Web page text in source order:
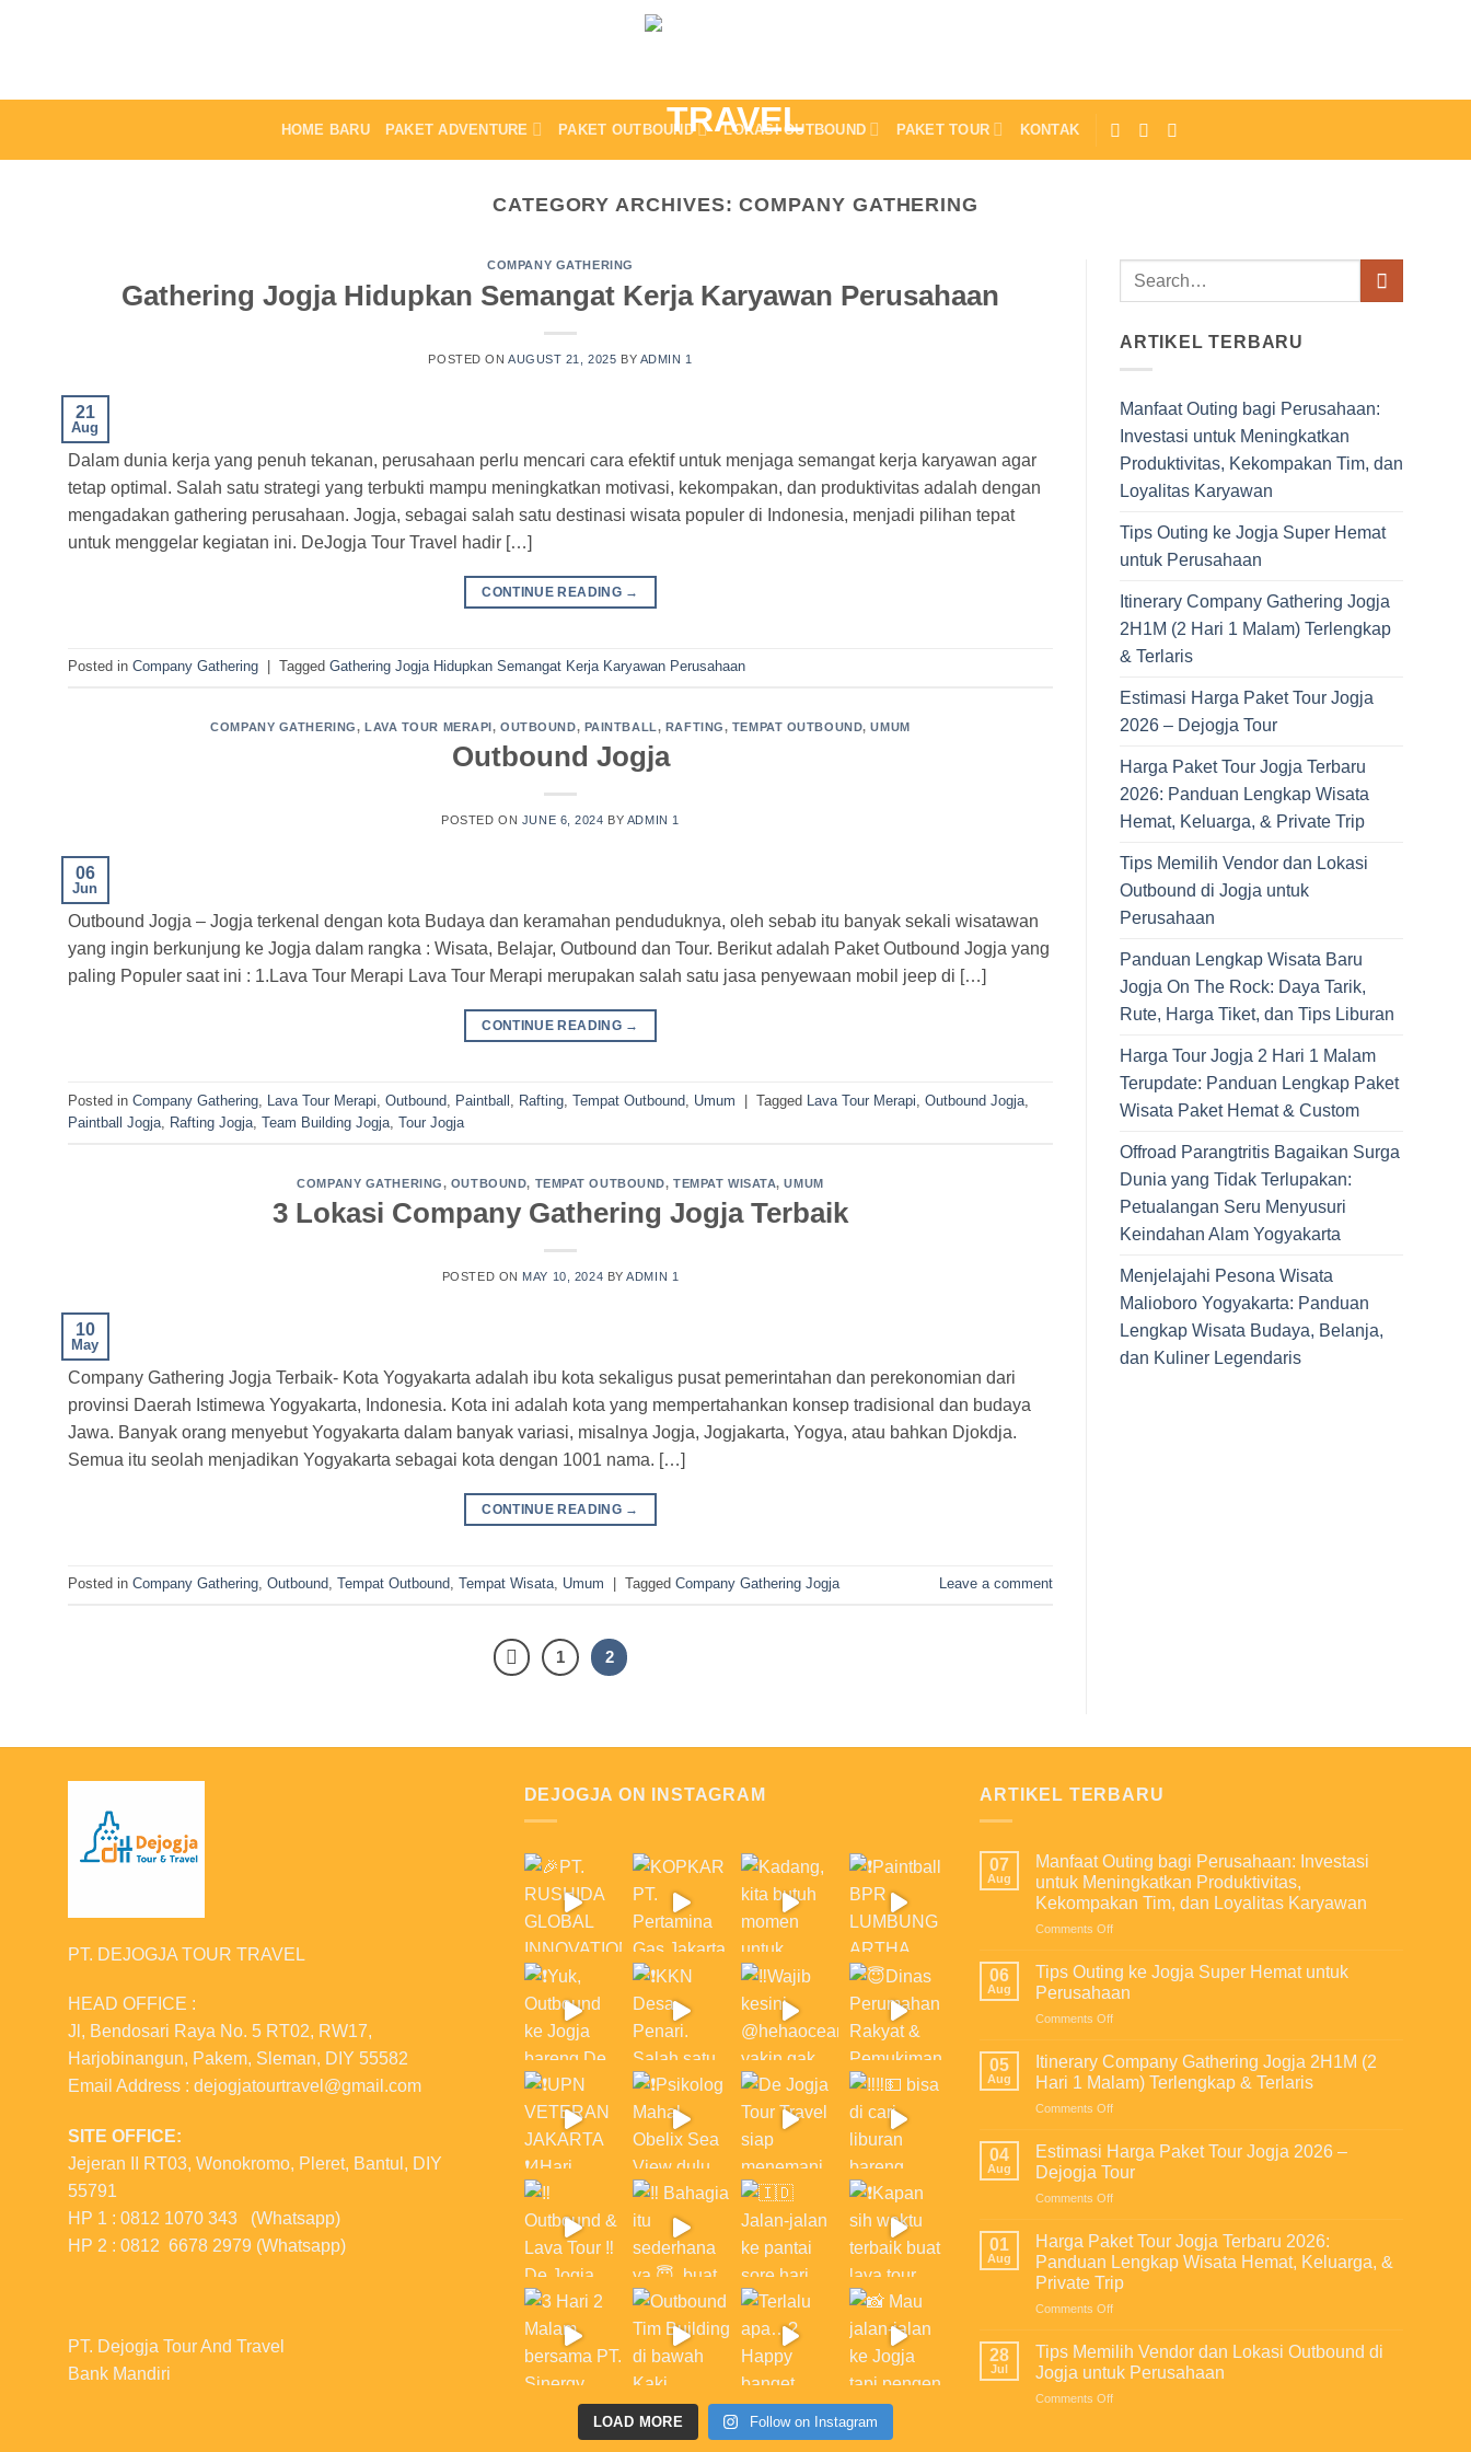
HOME BARU PAKET ADVENTURE PAKET OUTBOUND LOKASI OUTBOUND PAKET TOUR KONTAK
CATEGORY ARCHIVES:COMPANY GATHERING
COMPANY GATHERING
Gathering Jogja Hidupkan Semangat Kerja Karyawan Perusahaan
POSTED ONAUGUST 21, 2025 BY ADMIN 1
21
Aug
Dalam dunia kerja yang penuh tekanan, perusahaan perlu mencari cara efektif untuk menjaga semangat kerja karyawan agar
tetap optimal. Salah satu strategi yang terbukti mampu meningkatkan motivasi, kekompakan, dan produktivitas adalah dengan
mengadakan gathering perusahaan. Jogja, sebagai salah satu destinasi wisata populer di Indonesia, menjadi pilihan tepat
untuk menggelar kegiatan ini. DeJogja Tour Travel hadir […]
CONTINUE READING →
Posted in Company Gathering Tagged Gathering Jogja Hidupkan Semangat Kerja Karyawan Perusahaan
COMPANY GATHERING, LAVA TOUR MERAPI,OUTBOUND, PAINTBALL, RAFTING, TEMPAT OUTBOUND,UMUM
Outbound Jogja
POSTED ON JUNE 6, 2024 BY ADMIN 1
06
Jun
Outbound Jogja – Jogja terkenal dengan kota Budaya dan keramahan penduduknya, oleh sebab itu banyak sekali wisatawan
yang ingin berkunjung ke Jogja dalam rangka : Wisata, Belajar, Outbound dan Tour. Berikut adalah Paket Outbound Jogja yang
paling Populer saat ini : 1.Lava Tour Merapi Lava Tour Merapi merupakan salah satu jasa penyewaan mobil jeep di […]
CONTINUE READING →
Posted in Company Gathering Lava Tour Merapi Outbound Paintball Rafting Tempat Outbound Umum Tagged Lava Tour Merapi Outbound Jogja
Paintball Jogja
Rafting Jogja Team Building Jogja Tour Jogja
COMPANY GATHERING, OUTBOUND, TEMPAT OUTBOUND,TEMPAT WISATA,UMUM
3 Lokasi Company Gathering Jogja Terbaik
POSTED ON MAY 10, 2024 BYADMIN 1
10
May
Company Gathering Jogja Terbaik- Kota Yogyakarta adalah ibu kota sekaligus pusat pemerintahan dan perekonomian dari
provinsi Daerah Istimewa Yogyakarta, Indonesia. Kota ini adalah kota yang mempertahankan konsep tradisional dan budaya
Jawa. Banyak orang menyebut Yogyakarta dalam banyak variasi, misalnya Jogja, Jogjakarta, Yogya, atau bahkan Djokdja.
Semua itu seolah menjadikan Yogyakarta sebagai kota dengan 1001 nama. […]
CONTINUE READING →
Posted in Company Gathering, Outbound, Tempat Outbound, Tempat Wisata, Umum Tagged Company Gathering Jogja Leave a comment
1 2
ARTIKEL TERBARU
Manfaat Outing bagi Perusahaan:
Investasi untuk Meningkatkan
Produktivitas, Kekompakan Tim, dan
Loyalitas Karyawan
Tips Outing ke Jogja Super Hemat
untuk Perusahaan
Itinerary Company Gathering Jogja
2H1M (2 Hari 1 Malam) Terlengkap
& Terlaris
Estimasi Harga Paket Tour Jogja
2026 – Dejogja Tour
Harga Paket Tour Jogja Terbaru
2026: Panduan Lengkap Wisata
Hemat, Keluarga, & Private Trip
Tips Memilih Vendor dan Lokasi
Outbound di Jogja untuk
Perusahaan
Panduan Lengkap Wisata Baru
Jogja On The Rock: Daya Tarik,
Rute, Harga Tiket, dan Tips Liburan
Harga Tour Jogja 2 Hari 1 Malam
Terupdate: Panduan Lengkap Paket
Wisata Paket Hemat & Custom
Offroad Parangtritis Bagaikan Surga
Dunia yang Tidak Terlupakan:
Petualangan Seru Menyusuri
Keindahan Alam Yogyakarta
Menjelajahi Pesona Wisata
Malioboro Yogyakarta: Panduan
Lengkap Wisata Budaya, Belanja,
dan Kuliner Legendaris
PT. DEJOGJA TOUR TRAVEL
HEAD OFFICE :
Jl, Bendosari Raya No. 5 RT02, RW17,
Harjobinangun, Pakem, Sleman, DIY 55582
Email Address : dejogjatourtravel@gmail.com
SITE OFFICE:
Jejeran II RT03, Wonokromo, Pleret, Bantul, DIY
55791
HP 1 : 0812 1070 343 (Whatsapp)
HP 2 : 0812 6678 2979 (Whatsapp)
PT. Dejogja Tour And Travel
Bank Mandiri
DEJOGJA ON INSTAGRAM
LOAD MORE Follow on Instagram
ARTIKEL TERBARU
07
Aug
Manfaat Outing bagi Perusahaan: Investasi
untuk Meningkatkan Produktivitas,
Kekompakan Tim, dan Loyalitas Karyawan
Comments Offon
Outing
bagi
Perusahaan:
Investasi
Meningkatkan
Produktivitas,
Kekompakan
Loyalitas
Karyawan
06
Aug
Tips Outing ke Jogja Super Hemat untuk
Perusahaan
Comments Offon
Outing
ke
Jogja
Super
untuk
Perusahaan
05
Aug
Itinerary Company Gathering Jogja 2H1M (2
Hari 1 Malam) Terlengkap & Terlaris
Comments Offon
Company
Gathering
Jogja
2H1M
Hari
1
Malam)
Terlengkap
04
Aug
Estimasi Harga Paket Tour Jogja 2026 –
Dejogja Tour
Comments Offon
Harga
Paket
Tour
Jogja
2026
Dejogja
Tour
01
Aug
Harga Paket Tour Jogja Terbaru 2026:
Panduan Lengkap Wisata Hemat, Keluarga, &
Private Trip
Comments Offon
Paket
Tour
Jogja
Terbaru
28
Jul
Tips Memilih Vendor dan Lokasi Outbound di
Jogja untuk Perusahaan
Comments Offon